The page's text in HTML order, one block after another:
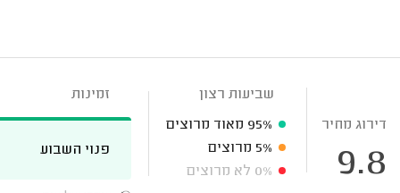
דירוג מחיר
9.8
שביעות רצון
95% מאוד מרוצים
5% מרוצים
0% לא מרוצים
זמינות
פנוי השבוע